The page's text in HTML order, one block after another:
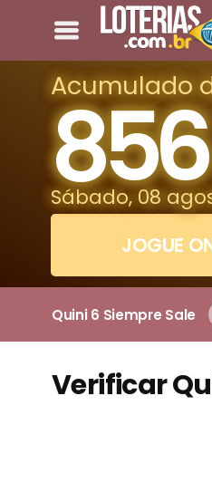
Acumulado
856
Sábado, 08
JOGUE
Quini 6 Siempre Sale
Verificar